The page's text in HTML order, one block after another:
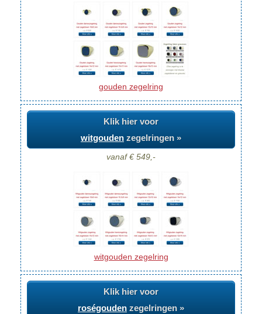
gouden zegelring
Klik hier voor
witgouden zegelringen »
vanaf € 549,-
witgouden zegelring
Klik hier voor
roségouden zegelringen »